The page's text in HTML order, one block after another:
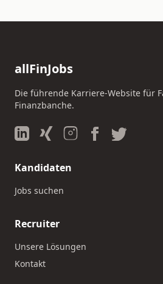
allFinJobs
Die führende Karriere-Website für
Finanzbanche.
Kandidaten
Jobs suchen
Recruiter
Unsere Lösungen
Kontakt